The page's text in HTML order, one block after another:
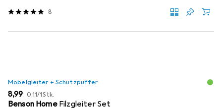
8
Möbelgleiter + Schutzpuffer
EUR
8,99 EUR
0,11/1Stk.
Benson Home Filzgleiter Set